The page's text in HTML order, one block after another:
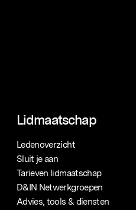
Lidmaatschap
Ledenoverzicht
Sluit je aan
Tarieven lidmaatschap
D&IN Netwerkgroepen
Advies, tools & diensten